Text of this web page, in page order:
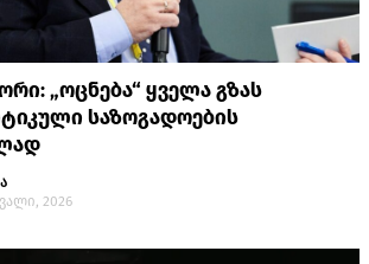
„ოცნება“ ყველა გზას
საზოგადოების
2026